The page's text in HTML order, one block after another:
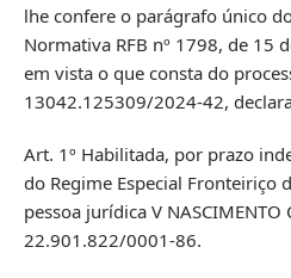
lhe confere o parágrafo único
Normativa RFB nº 1798, de 15
em vista o que consta do
13042.125309/2024-42,
Art. 1º Habilitada, por prazo
do Regime Especial Fronteiriço
pessoa jurídica V NASCIMENTO
22.901.822/0001-86.